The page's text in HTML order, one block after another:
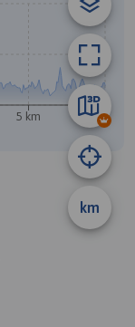
km
5 km 6.7 km